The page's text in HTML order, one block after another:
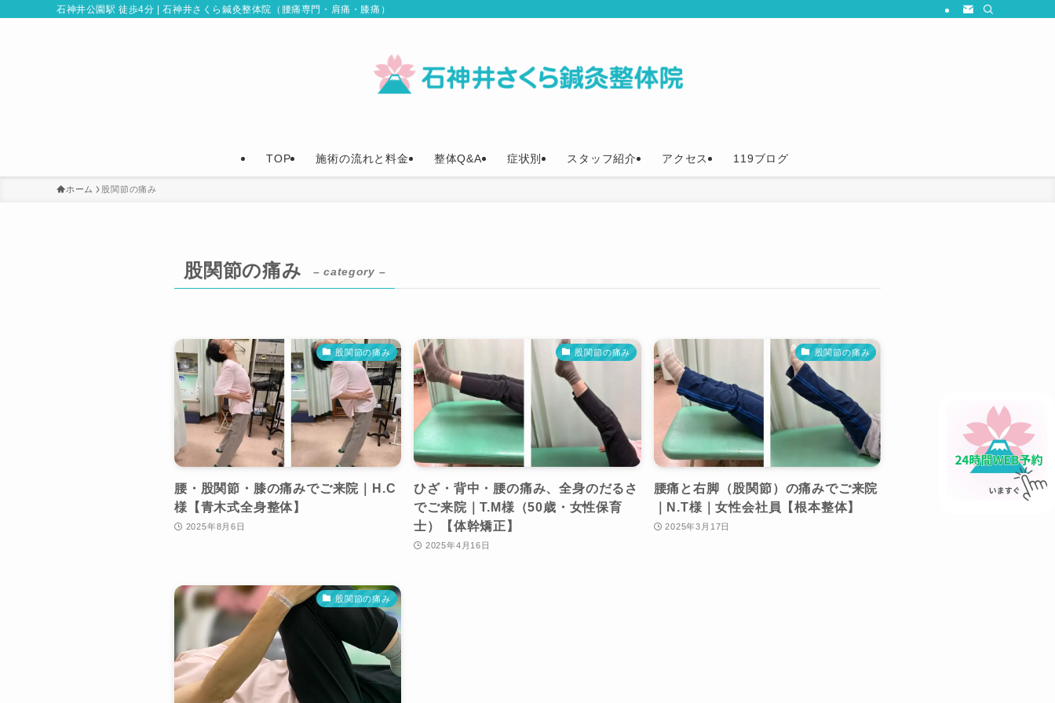
石神井公園駅 徒歩4分 | 石神井さくら鍼灸整体院（腰痛専門・肩痛・膝痛）
TOP 施術の流れと料金 整体Q&A 症状別 スタッフ紹介 アクセス 119ブログ
ホーム 股関節の痛み
股関節の痛み – category –
股関節の痛み
腰・股関節・膝の痛みでご来院｜H.C
様【青木式全身整体】
2025年8月6日
股関節の痛み
ひざ・背中・腰の痛み、全身のだるさ
でご来院｜T.M様（50歳・女性保育
士）【体幹矯正】
2025年4月16日
股関節の痛み
腰痛と右脚（股関節）の痛みでご来院
｜N.T様｜女性会社員【根本整体】
2025年3月17日
股関節の痛み